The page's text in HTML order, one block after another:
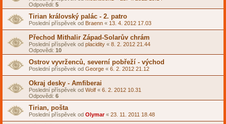
Odpovědi: 5
Tirian královský palác - 2. patro
Poslední příspěvek od Braenn « 13. 4. 2012 17.03
Přechod Mithalir Západ-Solarův chrám
Poslední příspěvek od placidity « 8. 2. 2012 21.44
Odpovědi: 10
Ostrov vyvrženců, severní pobřeží - východ
Poslední příspěvek od George « 6. 2. 2012 21.12
Okraj desky - Amfiberai
Poslední příspěvek od Wolf « 6. 2. 2012 10.31
Odpovědi: 6
Tirian, pošta
Poslední příspěvek od Olymar« 23. 11. 2011 18.48